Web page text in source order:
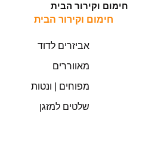
חימום וקירור הבית
חימום וקירור הבית
אביזרים לדוד
מאווררים
מפוחים | ונטות
שלטים למזגן